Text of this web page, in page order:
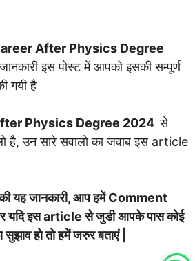
After Physics Degree
इस पोस्ट में आपको इसकी सम्पूर्ण
गयी है
Physics Degree 2024से
है, उन सारे सवालो का जवाब इस article
यह जानकारी, आप हमें Comment
यदि इस article से जुडी आपके पास कोई
हो तो हमें जरुर बताएं |